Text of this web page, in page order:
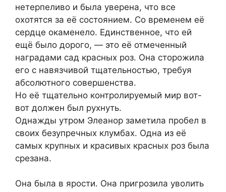
нетерпеливо и была уверена, что все
охотятся за её состоянием. Со временем её
сердце окаменело. Единственное, что ей
ещё было дорого, — это её отмеченный
наградами сад красных роз. Она сторожила
его с навязчивой тщательностью, требуя
абсолютного совершенства.
Но её тщательно контролируемый мир вот-
вот должен был рухнуть.
Однажды утром Элеанор заметила пробел в
своих безупречных клумбах. Одна из её
самых крупных и красивых красных роз была
срезана.
Она была в ярости. Она пригрозила уволить